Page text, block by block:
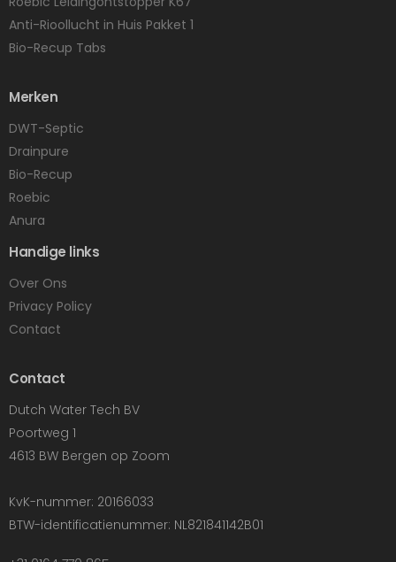
Anti-Rioollucht in Huis Pakket 1
Bio-Recup Tabs
Merken
DWT-Septic
Drainpure
Bio-Recup
Roebic
Anura
Handige links
Over Ons
Privacy Policy
Contact
Contact
Dutch Water Tech BV
Poortweg 1
4613 BW Bergen op Zoom
KvK-nummer: 20166033
BTW-identificatienummer: NL821841142B01